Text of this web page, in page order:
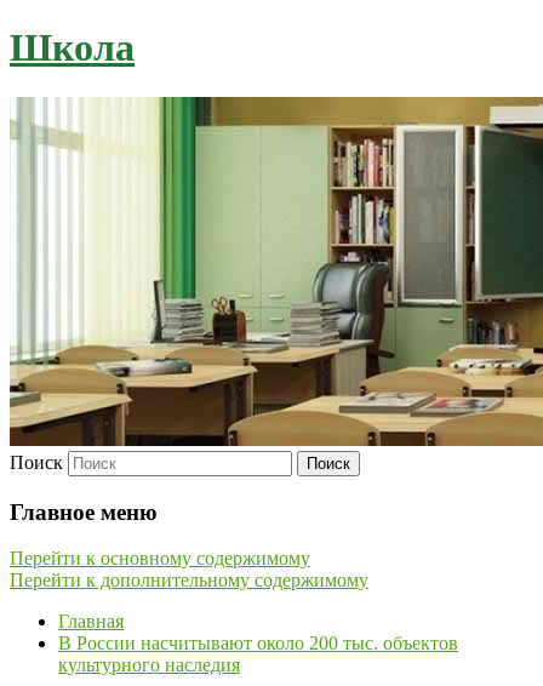
Школа
Поиск
Главное меню
Перейти к основному содержимому
Перейти к дополнительному содержимому
Главная
В России насчитывают около 200 тыс. объектов
культурного наследия